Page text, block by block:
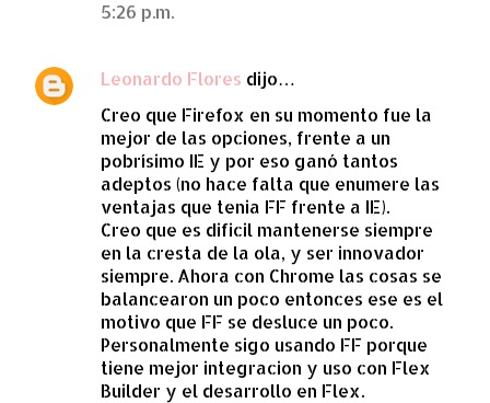
5:26 p.m.
Leonardo Flores dijo…
Creo que Firefox en su momento fue la
mejor de las opciones, frente a un
pobrísimo IE y por eso ganó tantos
adeptos (no hace falta que enumere las
ventajas que tenia FF frente a IE).
Creo que es dificil mantenerse siempre
en la cresta de la ola, y ser innovador
siempre. Ahora con Chrome las cosas se
balancearon un poco entonces ese es el
motivo que FF se desluce un poco.
Personalmente sigo usando FF porque
tiene mejor integracion y uso con Flex
Builder y el desarrollo en Flex.